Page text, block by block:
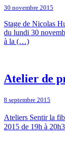
30 novembre 2015
Stage de Nicolas
du lundi 30
à la (…)
Atelier de
8 septembre 2015
Ateliers Sentir la
2015 de 19h à